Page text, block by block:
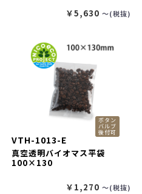
￥5,630 〜(税抜)
ボタン
バルブ
後付可
VTH-1013-E
真空透明バイオマス平袋
100×130
￥1,270 〜(税抜)